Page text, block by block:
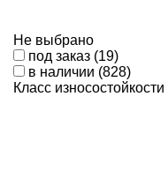
Не выбрано
под заказ (19)
в наличии (828)
Класс износостойкости